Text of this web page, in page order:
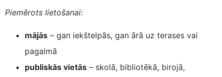
Piemērots lietošanai:
mājās – gan iekštelpās, gan ārā uz terases vai
pagalmā
publiskās vietās – skolā, bibliotēkā, birojā,